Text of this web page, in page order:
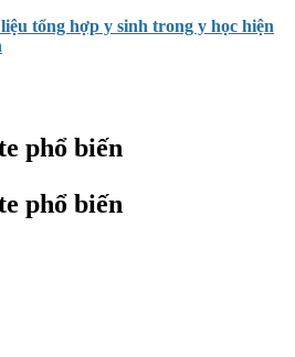
tổng hợp y sinh trong y học hiện
phổ biến
phổ biến